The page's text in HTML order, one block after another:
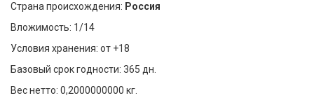
Страна происхождения: Россия
Вложимость: 1/14
Условия хранения: от +18
Базовый срок годности: 365 дн.
Вес нетто: 0,2000000000 кг.